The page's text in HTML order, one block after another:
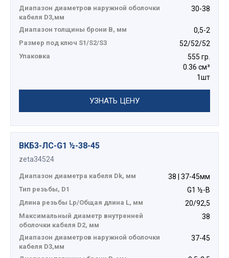
Диапазон диаметров наружной оболочки
кабеля D3,мм
30-38
Диапазон толщины брони В, мм 0,5-2
Размер под ключ S1/S2/S3 52/52/52
Упаковка
555 гр.
0.36 см³
1шт
УЗНАТЬ ЦЕНУ
ВКБ3-ЛС-G1 ½-38-45
zeta34524
Диапазон диаметра кабеля Dk, мм 38 | 37-45мм
Тип резьбы, D1 G1 ½-B
Длина резьбы Lp/Общая длина L, мм 20/92,5
Максимальный диаметр внутренней
оболочки кабеля D2, мм
38
Диапазон диаметров наружной оболочки
кабеля D3,мм
37-45